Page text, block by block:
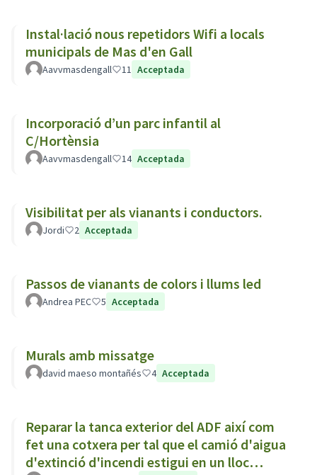
Instal·lació nous repetidors Wifi a locals
municipals de Mas d'en Gall
Aavvmasdengall 11 Acceptada
Incorporació d’un parc infantil al
C/Hortènsia
Aavvmasdengall 14 Acceptada
Visibilitat per als vianants i conductors.
Jordi 2 Acceptada
Passos de vianants de colors i llums led
Andrea PEC 5 Acceptada
Murals amb missatge
david maeso montañés 4 Acceptada
Reparar la tanca exterior del ADF així com
fet una cotxera per tal que el camió d'aigua
d'extinció d'incendi estigui en un lloc